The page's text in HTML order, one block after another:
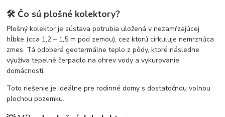
🛠️ Čo sú plošné kolektory?
Plošný kolektor je sústava potrubia uložená v nezamŕzajúcej
hĺbke (cca 1,2 – 1,5 m pod zemou), cez ktorú cirkuluje nemrznúca
zmes. Tá odoberá geotermálne teplo z pôdy, ktoré následne
využíva tepelné čerpadlo na ohrev vody a vykurovanie
domácnosti.
Toto riešenie je ideálne pre rodinné domy s dostatočnou voľnou
plochou pozemku.